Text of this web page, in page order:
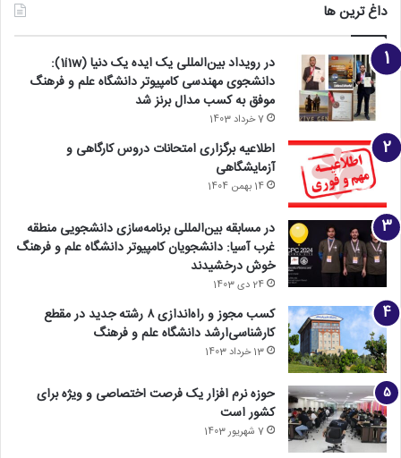
داغ ترین ها
در رویداد بین‌المللی یک ایده یک دنیا (1i1w):
دانشجوی مهندسی کامپیوتر دانشگاه علم و فرهنگ
موفق به کسب مدال برنز شد
7 خرداد 1403
اطلاعیه برگزاری امتحانات دروس کارگاهی و
آزمایشگاهی
14 بهمن 1404
در مسابقه بین‌المللی برنامه‌سازی دانشجویی منطقه
غرب آسیا: دانشجویان کامپیوتر دانشگاه علم و فرهنگ
خوش درخشیدند
24 دی 1403
کسب مجوز و راه‌اندازی ۸ رشته جدید در مقطع
کارشناسی‌ارشد دانشگاه علم و فرهنگ
13 خرداد 1403
حوزه نرم افزار یک فرصت اختصاصی و ویژه برای
کشور است
7 شهریور 1403